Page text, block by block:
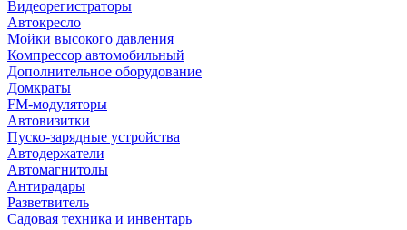
Видеорегистраторы
Автокресло
Мойки высокого давления
Компрессор автомобильный
Дополнительное оборудование
Домкраты
FM-модуляторы
Автовизитки
Пуско-зарядные устройства
Автодержатели
Автомагнитолы
Антирадары
Разветвитель
Садовая техника и инвентарь